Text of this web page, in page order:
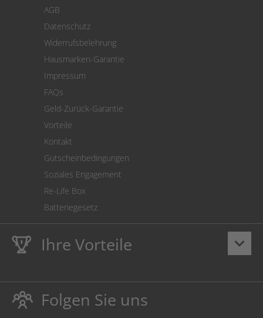
Cookie Einstellungen
AGB
Datenschutz
Widerrufsbelehrung
Hausmarken-Garantie
Impressum
FAQs
Geld-Zurück-Garantie
Vorteile
Kontakt
Gutscheinbedingungen
Soziales Engagement
Re-Life Box
Batteriegesetz
keyboard_arrow_down
Ihre Vorteile
LebenslangeHausmarke Garantieauf Toner und Tinte
schützt auch Ihren Drucker.
Umweltfreundlich dadurch Abfallvermeidung.
Folgen Sie uns